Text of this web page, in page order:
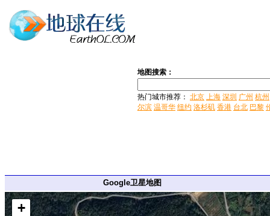
地图搜索：
热门城市推荐： 北京 上海 深圳 广州 杭州
尔滨 温哥华 纽约 洛杉矶 香港 台北 巴黎
Google卫星地图
+